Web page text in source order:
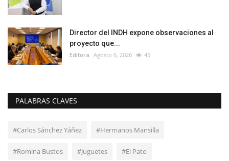
Director del INDH expone observaciones al
proyecto que...
Editora Agosto 6, 2026 45
PALABRAS CLAVES
#Carlos Sánchez Yáñez #Hermanos Mansilla
#Romina Bustos #Juguetes #El Pato